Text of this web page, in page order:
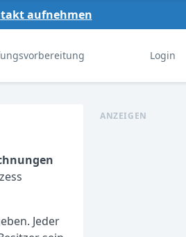
aufnehmen
Login
Jeder
ANZEIGEN